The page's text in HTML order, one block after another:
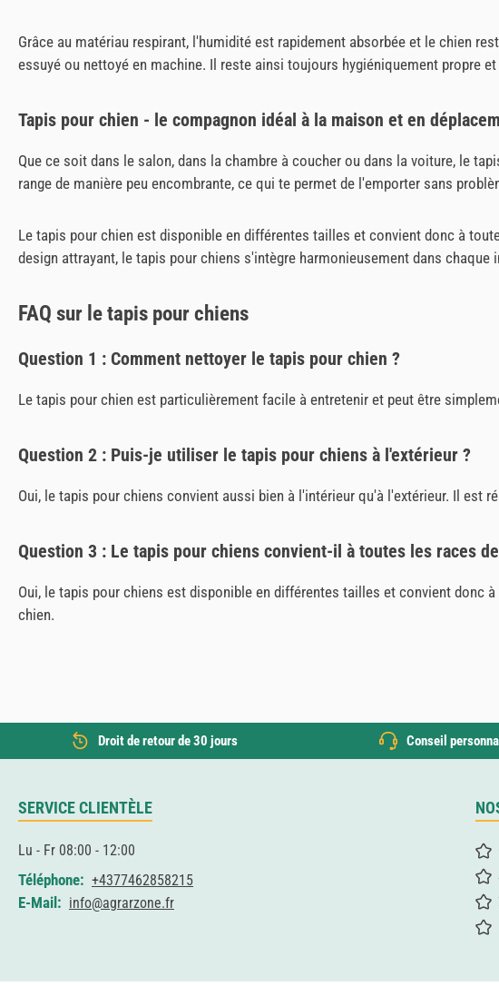
Grâce au matériau respirant, l'humidité est rapidement absorbée et le chien
essuyé ou nettoyé en machine. Il reste ainsi toujours hygiéniquement propre et
Tapis pour chien - le compagnon idéal à la maison et en
Que ce soit dans le salon, dans la chambre à coucher ou dans la voiture, le
range de manière peu encombrante, ce qui te permet de l'emporter sans
Le tapis pour chien est disponible en différentes tailles et convient donc à
design attrayant, le tapis pour chiens s'intègre harmonieusement dans
FAQ sur le tapis pour chiens
Question 1 : Comment nettoyer le tapis pour chien ?
Le tapis pour chien est particulièrement facile à entretenir et peut être
Question 2 : Puis-je utiliser le tapis pour chiens à l'extérieur ?
Oui, le tapis pour chiens convient aussi bien à l'intérieur qu'à l'extérieur. Il
Question 3 : Le tapis pour chiens convient-il à toutes les races
Oui, le tapis pour chiens est disponible en différentes tailles et convient donc
chien.
Droit de retour de 30 jours Conseil
SERVICE CLIENTÈLE
Lu - Fr 08:00 - 12:00
Téléphone: +4377462858215
E-Mail: info@agrarzone.fr